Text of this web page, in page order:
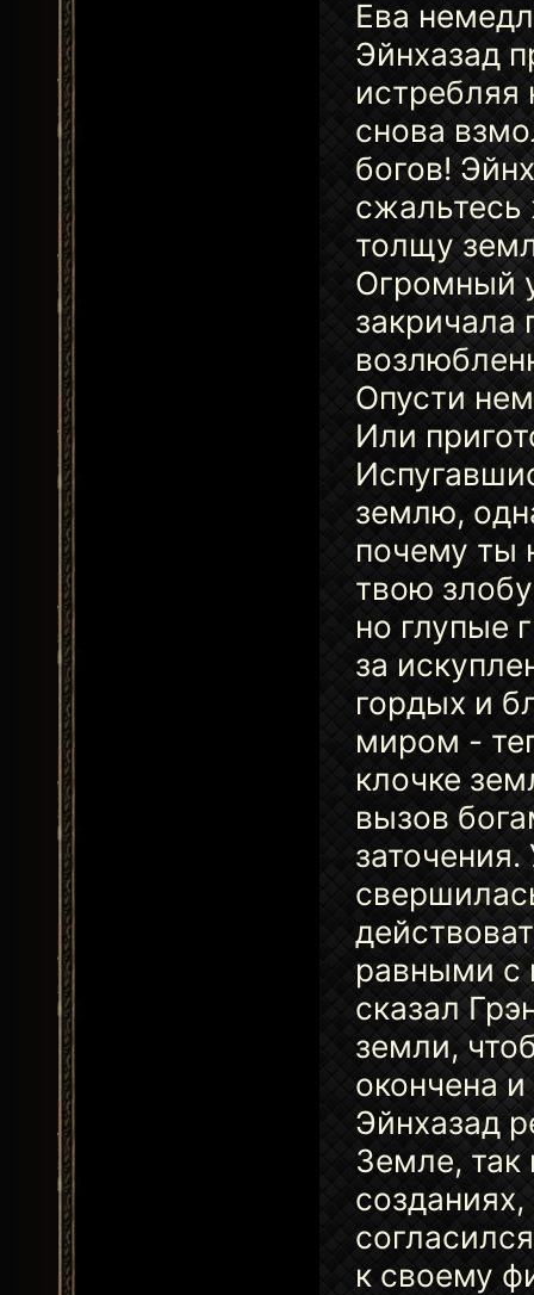
Ева
Эйнхазад
истребляя
снова
богов!
сжальтесь
толщу
Огромный
Опусти
Или
землю,
почему ты
твою
но глупые
за
гордых и
миром -
клочке
вызов
равными с
сказал
земли,
окончена
Эйнхазад
Земле, так
к своему